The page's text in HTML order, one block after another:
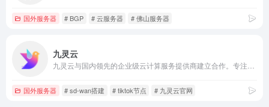
国外服务器 # BGP # 云服务器 # 佛山服务器
九灵云
国外服务器 # sd-wan搭建 # tiktok节点 # 九灵云官网